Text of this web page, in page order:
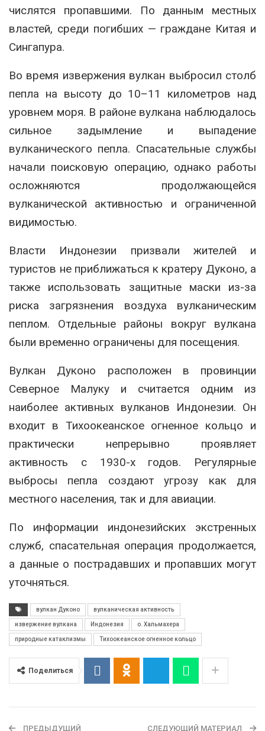
числятся пропавшими. По данным местных
властей, среди погибших — граждане Китая и
Сингапура.
Во время извержения вулкан выбросил столб
пепла на высоту до 10–11 километров над
уровнем моря. В районе вулкана наблюдалось
сильное задымление и выпадение
вулканического пепла. Спасательные службы
начали поисковую операцию, однако работы
осложняются продолжающейся
вулканической активностью и ограниченной
видимостью.
Власти Индонезии призвали жителей и
туристов не приближаться к кратеру Дуконо, а
также использовать защитные маски из-за
риска загрязнения воздуха вулканическим
пеплом. Отдельные районы вокруг вулкана
были временно ограничены для посещения.
Вулкан Дуконо расположен в провинции
Северное Малуку и считается одним из
наиболее активных вулканов Индонезии. Он
входит в Тихоокеанское огненное кольцо и
практически непрерывно проявляет
активность с 1930-х годов. Регулярные
выбросы пепла создают угрозу как для
местного населения, так и для авиации.
По информации индонезийских экстренных
служб, спасательная операция продолжается,
а данные о пострадавших и пропавших могут
уточняться.
вулкан Дуконо вулканическая активность
извержение вулкана Индонезия о. Хальмахера
природные катаклизмы Тихоокеанское огненное кольцо
Поделиться
ПРЕДЫДУЩИЙ СЛЕДУЮЩИЙ МАТЕРИАЛ